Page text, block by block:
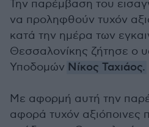
Την παρέμβαση του
να προληφθούν τυχόν
κατά την ημέρα των
Θεσσαλονίκης ζήτησε ο
Υποδομών Νίκος Ταχιάος.
Με αφορμή αυτή την
αφορά τυχόν αξιόποινες